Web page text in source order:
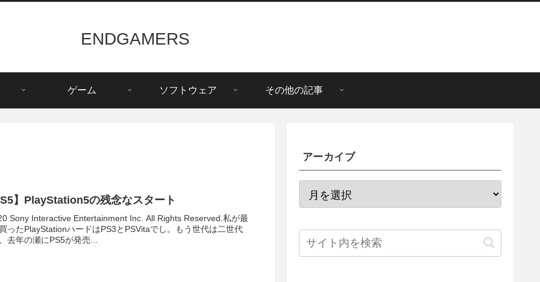
ENDGAMERS
ゲーム ソフトウェア その他の記事
】PlayStation5の残念なスタート
Sony Interactive Entertainment Inc. All Rights Reserved.私が最
ったPlayStationハードはPS3とPSVitaでし。もう世代は二世代
去年の瀬にPS5が発売...
アーカイブ